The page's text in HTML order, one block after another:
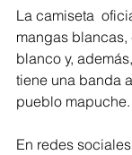
La camiseta
mangas
blanco y,
tiene una banda
pueblo mapuche.
En redes